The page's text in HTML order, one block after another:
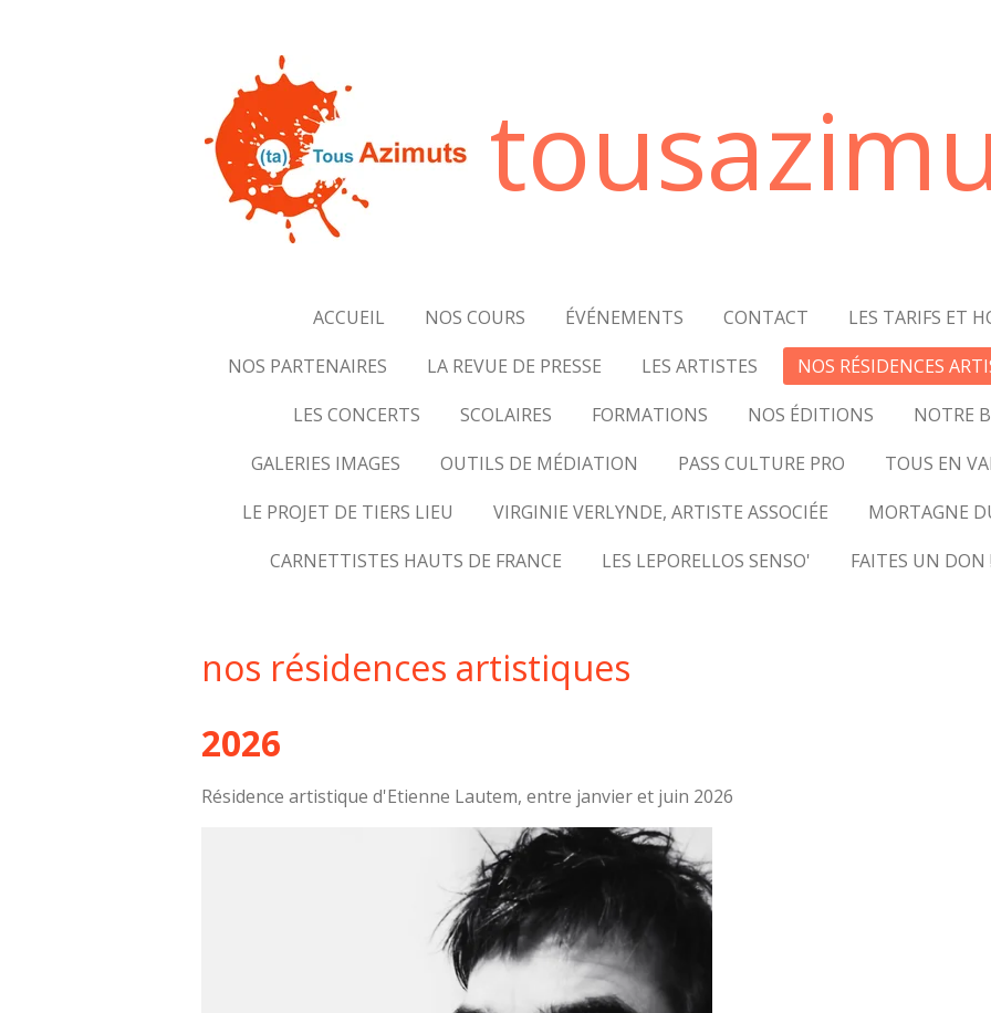
ACCUEIL NOS COURS ÉVÉNEMENTS CONTACT
LES TARIFS ET
NOS PARTENAIRES
LA REVUE DE PRESSE LES ARTISTES
NOS RÉSIDENCES
LES CONCERTS
SCOLAIRES FORMATIONS NOS ÉDITIONS
NOTRE
GALERIES IMAGES
OUTILS DE MÉDIATION PASS CULTURE PRO
TOUS EN
LE PROJET DE TIERS LIEU
VIRGINIE VERLYNDE, ARTISTE ASSOCIÉE
MORTAGNE
CARNETTISTES HAUTS DE FRANCE
LES LEPORELLOS SENSO' FAITES UN DON
nos résidences artistiques
2026
Résidence artistique d'Etienne Lautem, entre janvier et juin 2026